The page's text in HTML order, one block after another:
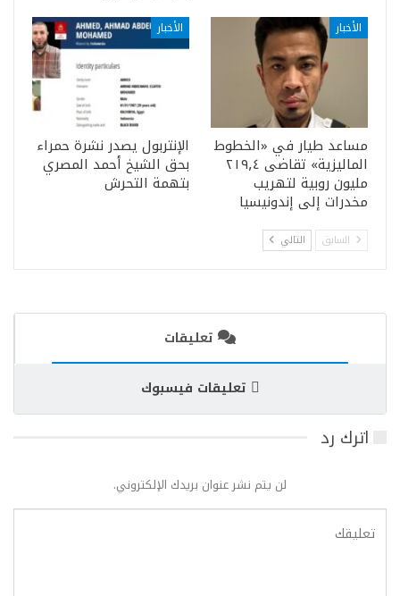
الأخبار
مساعد طيار في «الخطوط
الماليزية» تقاضى ٢١٩٫٤
مليون روبية لتهريب
مخدرات إلى إندونيسيا
الأخبار
الإنتربول يصدر نشرة حمراء
بحق الشيخ أحمد المصري
بتهمة التحرش
السابق التالي
تعليقات
تعليقات فيسبوك
اترك رد
لن يتم نشر عنوان بريدك الإلكتروني.